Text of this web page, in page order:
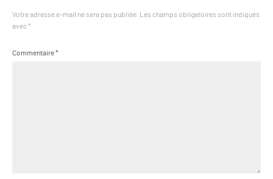
Votre adresse e-mail ne sera pas publiée. Les champs obligatoires sont indiqués
avec *
Commentaire*